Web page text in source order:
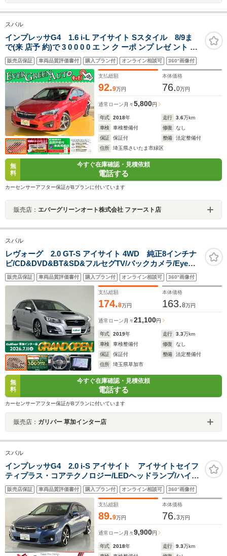
スバル
インプレッサG4 1.6 i-L アイサイト Sスタイル 8/9ま
で(来 店予 約)で 3 0 0 0 0 エ ン ク ーポ ンプ レゼ ント 禁
煙車 アイサイトVer3 純正SDナビ プッシュスタート サイ
ド/バックカメラ ブラインドスポットモニター パドルシフ
ト 電動パーキング
販売店保証 車両品質評価書付 購入プラン付 オンライン相談可 360°画像付
支払総額
92.9万円
本体価格
76.0万円
通常ローン 月々5,800円
年式 2018年 走行 3.6万km
車検
車検整備付 修復
なし
保証
保証付 整備
法定整備付
住所
埼玉県さいたま市緑区
無
料
今すぐ在庫確認・見積依頼
電話する
カーセンサーアフター保証がBプランに付いています
販売店： エバーグリーンオート株式会社 ファースト店
スバル
レヴォーグ 2.0 GT-S アイサイト 4WD 純正8インチナ
ビ/CD&DVD&BT&SD&フルセグTV/バックカメラ/Eye
Sight/プリクラッシュブレーキ/ツーリングアシスト/全車
速追従機能付クルーズコントロール/アクティブレーンキ
販売店保証 車両品質評価書付 購入プラン付 オンライン相談可 360°画像付
支払総額
174.8万円
本体価格
163.8万円
通常ローン 月々21,100円
年式 2019年 走行 3.3万km
車検
車検整備付 修復
なし
保証
保証付 整備
法定整備付
住所
埼玉県草加市
無
料
今すぐ在庫確認・見積依頼
電話する
カーセンサーアフター保証がBプランに付いています
販売店： ガリバー 草加インター店
スバル
インプレッサG4 2.0 i-S アイサイト アイサイトセイフ
ティプラス・コアテクノロジー/LEDヘッドランプ/ハイビ
ームアシスト/後側方警戒/前席パワーシート/サイド・バッ
クカメラ/純正DIATONEビルトインナビ/ETC2.0/純正ドラ
販売店保証 車両品質評価書付 購入プラン付 オンライン相談可 360°画像付
支払総額
89.9万円
本体価格
76.3万円
通常ローン 月々9,900円
年式 2018年 走行 9.3万km